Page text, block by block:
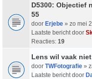
D5300: Objectief
55
door Erjebe » zo mei
Laatste bericht door
Reacties: 19
Lens wil vaak
door TWFotografie »
Laatste bericht door